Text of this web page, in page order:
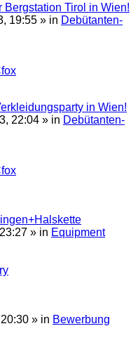
Bergstation Tirol in Wien!
19:55 » in Debütanten-
in Wien!
22:04 » in Debütanten-
» in Equipment
» in Bewerbung